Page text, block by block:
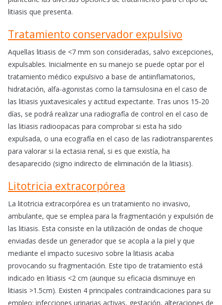
litiasis que presenta.
Tratamiento conservador expulsivo
Aquellas litiasis de <7 mm son consideradas, salvo excepciones,
expulsables. Inicialmente en su manejo se puede optar por el
tratamiento médico expulsivo a base de antiinflamatorios,
hidratación, alfa-agonistas como la tamsulosina en el caso de
las litiasis yuxtavesicales y actitud expectante. Tras unos 15-20
días, se podrá realizar una radiografía de control en el caso de
las litiasis radioopacas para comprobar si esta ha sido
expulsada, o una ecografía en el caso de las radiotransparentes
para valorar si la ectasia renal, si es que existía, ha
desaparecido (signo indirecto de eliminación de la litiasis).
Litotricia extracorpórea
La litotricia extracorpórea es un tratamiento no invasivo,
ambulante, que se emplea para la fragmentación y expulsión de
las litiasis. Esta consiste en la utilización de ondas de choque
enviadas desde un generador que se acopla a la piel y que
mediante el impacto sucesivo sobre la litiasis acaba
provocando su fragmentación. Este tipo de tratamiento está
indicado en litiasis <2 cm (aunque su eficacia disminuye en
litiasis >1.5cm). Existen 4 principales contraindicaciones para su
empleo: infecciones urinarias activas, gestación, alteraciones de